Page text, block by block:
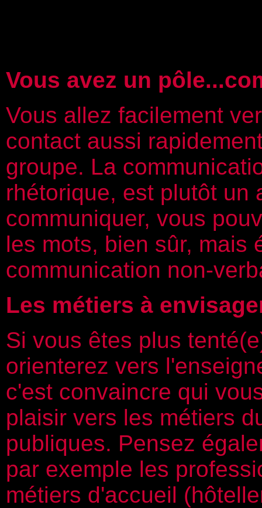
Vous avez un
Vous allez facilement
contact aussi
groupe. La
rhétorique, est plutôt un
communiquer, vous
les mots, bien sûr, mais
communication non-
Les métiers à
Si vous êtes plus
orienterez vers
c'est convaincre qui
plaisir vers les métiers
publiques. Pensez
par exemple les
métiers d'accueil